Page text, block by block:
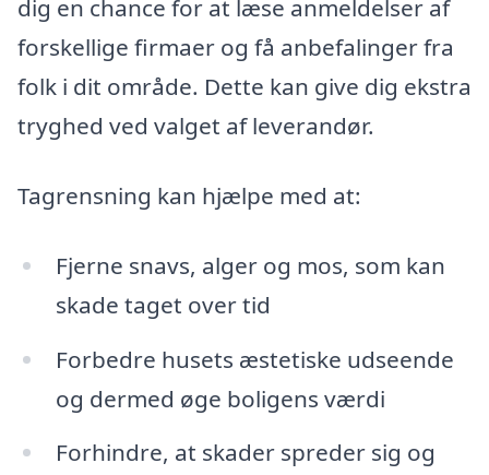
dig en chance for at læse anmeldelser af
forskellige firmaer og få anbefalinger fra
folk i dit område. Dette kan give dig ekstra
tryghed ved valget af leverandør.
Tagrensning kan hjælpe med at:
Fjerne snavs, alger og mos, som kan
skade taget over tid
Forbedre husets æstetiske udseende
og dermed øge boligens værdi
Forhindre, at skader spreder sig og